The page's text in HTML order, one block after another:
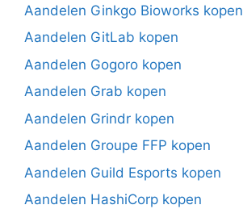
Aandelen Ginkgo Bioworks kopen
Aandelen GitLab kopen
Aandelen Gogoro kopen
Aandelen Grab kopen
Aandelen Grindr kopen
Aandelen Groupe FFP kopen
Aandelen Guild Esports kopen
Aandelen HashiCorp kopen